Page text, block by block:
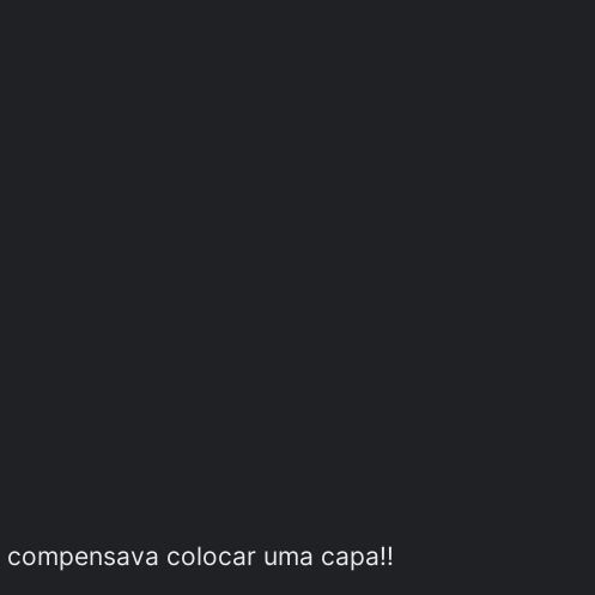
colocar uma capa!!